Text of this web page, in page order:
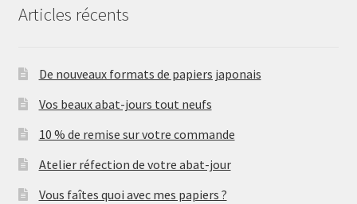
Articles récents
De nouveaux formats de papiers japonais
Vos beaux abat-jours tout neufs
10 % de remise sur votre commande
Atelier réfection de votre abat-jour
Vous faîtes quoi avec mes papiers ?